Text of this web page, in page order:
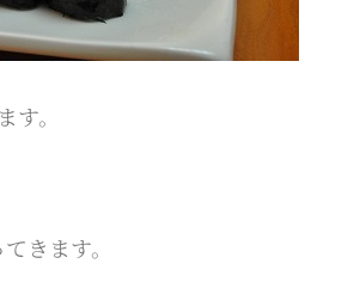
。
きます。